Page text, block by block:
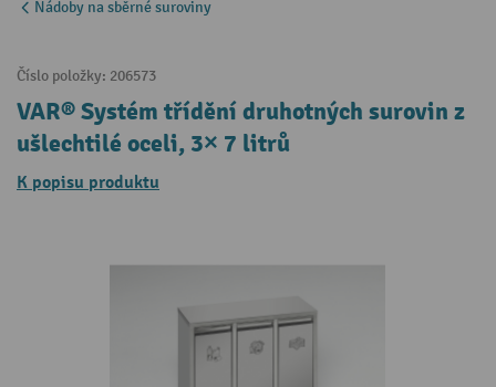
Nádoby na sběrné suroviny
Číslo položky: 206573
VAR® Systém třídění druhotných surovin z
ušlechtilé oceli, 3× 7 litrů
K popisu produktu